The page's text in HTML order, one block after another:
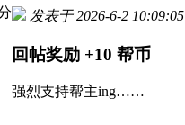
发表于 2026-6-2 10:09:05
回帖奖励 +10 帮币
强烈支持帮主ing……